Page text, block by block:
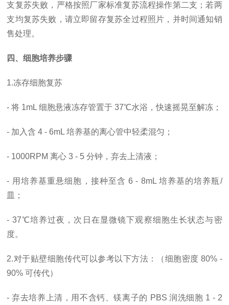
支复苏失败，严格按照厂家标准复苏流程操作第二支；若两
支均复苏失败，请立即留存复苏全过程照片，并时间通知销
售处理。
四、细胞培养步骤
1.冻存细胞复苏
- 将 1mL 细胞悬液冻存管置于 37℃水浴，快速摇晃至解冻；
- 加入含 4 - 6mL 培养基的离心管中轻柔混匀；
- 1000RPM 离心 3 - 5 分钟，弃去上清液；
- 用培养基重悬细胞，接种至含 6 - 8mL 培养基的培养瓶/
皿；
- 37℃培养过夜，次日在显微镜下观察细胞生长状态与密
度。
2.对于贴壁细胞传代可以参考以下方法：（细胞密度 80% -
90% 可传代）
- 弃去培养上清，用不含钙、镁离子的 PBS 润洗细胞 1 - 2